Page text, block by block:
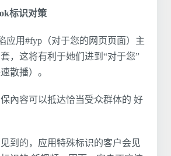
标识对策
应用#fyp（对于您的网页页面）主
，这将有利于她们进到“对于您”
散播）。
內容可以抵达恰当受众群体的 好
到的，应用特殊标识的客户会见